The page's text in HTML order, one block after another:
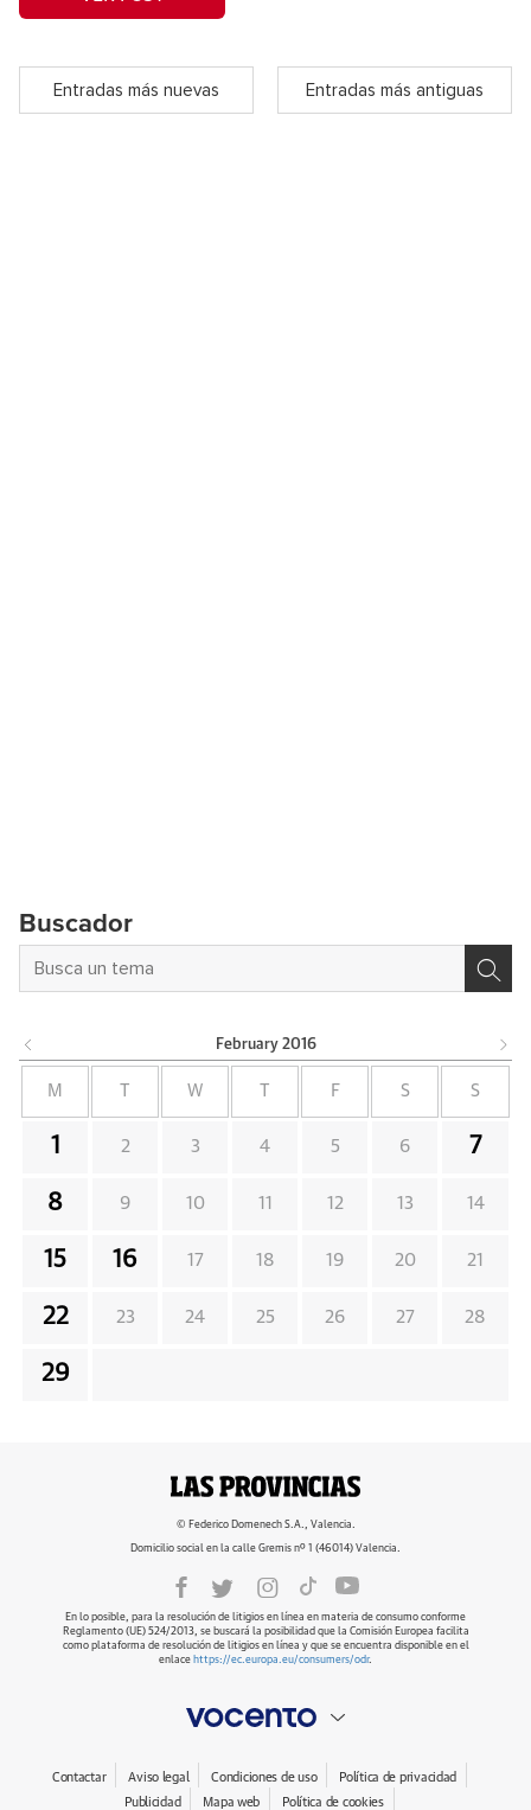
Entradas más nuevas Entradas más antiguas
Buscador
February 2016
M W F S S
1 2 3 4 5 6 7
8 9 10 11 12 13 14
15 16 17 18 19 20 21
22 23 24 25 26 27 28
29
© Federico Domenech S.A., Valencia.
Domicilio social en la calle Gremis nº 1 (46014) Valencia.
En lo posible, para la resolución de litigios en línea en materia de consumo conforme
Reglamento (UE) 524/2013, se buscará la posibilidad que la Comisión Europea facilita
como plataforma de resolución de litigios en línea y que se encuentra disponible en el
enlace https://ec.europa.eu/consumers/odr.
Contactar Aviso legal Condiciones de uso
Política de privacidad
Publicidad
Mapa web Política de cookies